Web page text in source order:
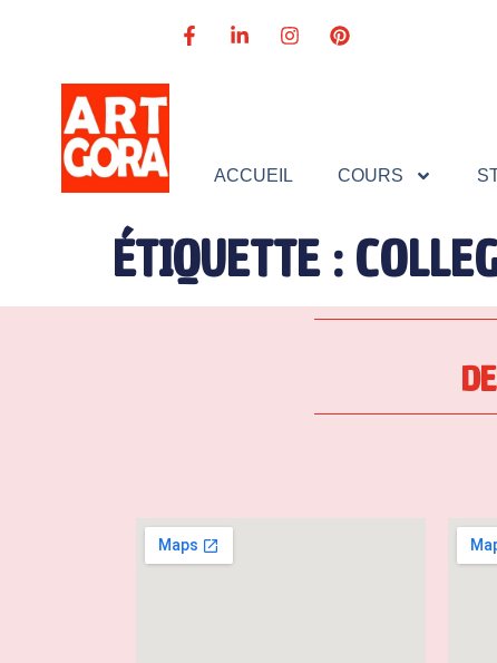
ACCUEIL COURS
ÉTIQUETTE :